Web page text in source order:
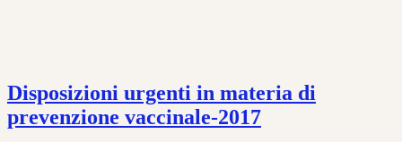
Disposizioni urgenti in materia di
prevenzione vaccinale-2017